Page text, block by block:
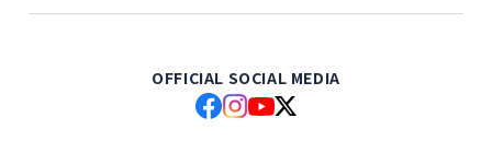
OFFICIAL SOCIAL MEDIA